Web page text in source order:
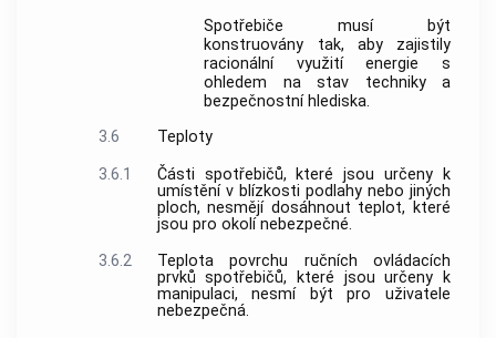
Spotřebiče musí být
konstruovány tak, aby zajistily
racionální využití energie s
ohledem na stav techniky a
bezpečnostní hlediska.
3.6
Teploty
3.6.1
Části spotřebičů, které jsou určeny k
umístění v blízkosti podlahy nebo jiných
ploch, nesmějí dosáhnout teplot, které
jsou pro okolí nebezpečné.
3.6.2
Teplota povrchu ručních ovládacích
prvků spotřebičů, které jsou určeny k
manipulaci, nesmí být pro uživatele
nebezpečná.